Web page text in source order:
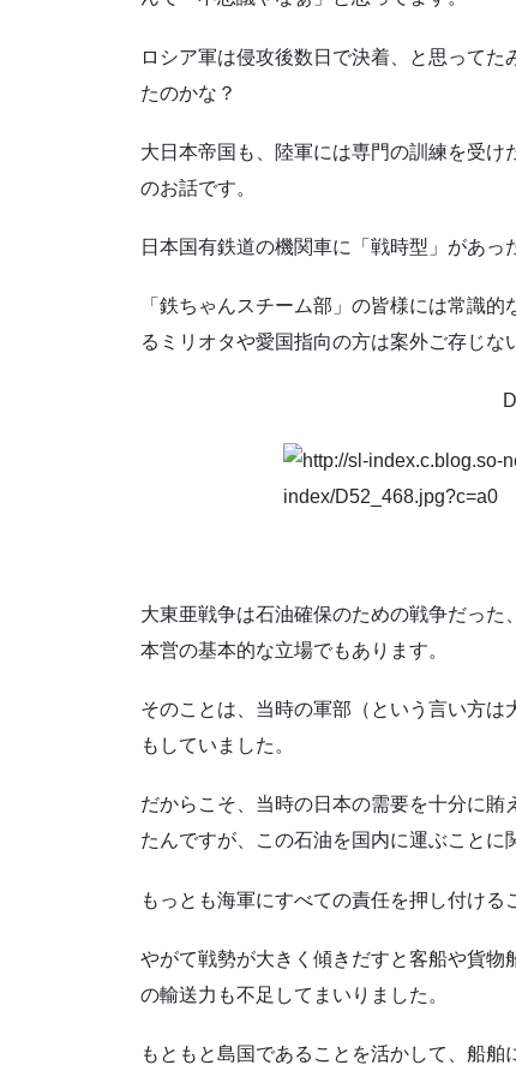
ロシア軍は侵攻後数日で決着、と思って
たのかな？
大日本帝国も、陸軍には専門の訓練を受
のお話です。
日本国有鉄道の機関車に「戦時型」があっ
「鉄ちゃんスチーム部」の皆様には常識
るミリオタや愛国指向の方は案外ご存じな
大東亜戦争は石油確保のための戦争だっ
本営の基本的な立場でもあります。
そのことは、当時の軍部（という言い方
もしていました。
だからこそ、当時の日本の需要を十分に
たんですが、この石油を国内に運ぶことに
もっとも海軍にすべての責任を押し付ける
やがて戦勢が大きく傾きだすと客船や貨
の輸送力も不足してまいりました。
もともと島国であることを活かして、船舶